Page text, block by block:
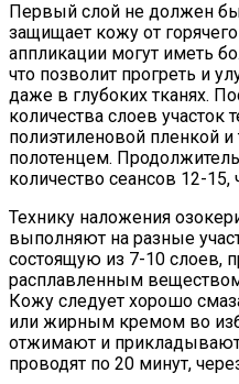
Первый слой не должен
защищает кожу от
аппликации могут иметь
что позволит прогреть и
даже в глубоких тканях.
количества слоев участок
полиэтиленовой пленкой
полотенцем.
количество сеансов 12-15,
Технику наложения
выполняют на разные
состоящую из 7-10 слоев,
расплавленным
Кожу следует хорошо
или жирным кремом во
отжимают и
проводят по 20 минут,